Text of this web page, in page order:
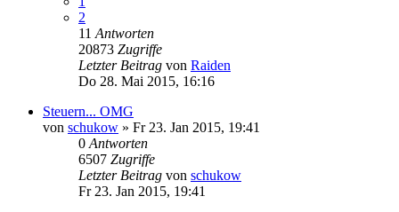
2
11 Antworten
20873 Zugriffe
Letzter Beitrag von Raiden
Do 28. Mai 2015, 16:16
Steuern... OMG
von schukow » Fr 23. Jan 2015, 19:41
0 Antworten
6507 Zugriffe
Letzter Beitrag von schukow
Fr 23. Jan 2015, 19:41